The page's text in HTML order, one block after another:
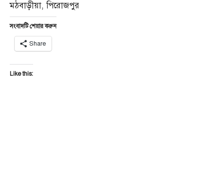
মঠবাড়ীয়া, পিরোজপুর
সংবাদটি শেয়ার করুন
Share
Like this: